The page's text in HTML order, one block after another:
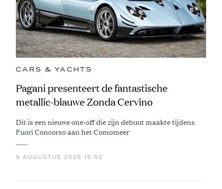
CARS & YACHTS
Pagani presenteert de fantastische
metallic-blauwe Zonda Cervino
Dit is een nieuwe one-off die zijn debuut maakte tijdens
Fuori Concorso aan het Comomeer
9 AUGUSTUS 2026 15:50